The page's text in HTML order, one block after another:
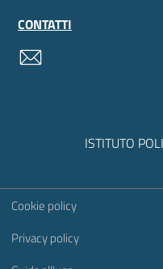
CONTATTI
ISTITUTO
Sezione Link
Cookie policy
Privacy policy